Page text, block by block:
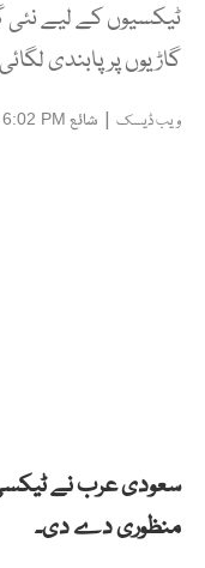
ٹیکسیوں کے لیے نئی
گاڑیوں پر پابندی
ویب ڈیسک | شائع PM
سعودیعربنے
منظوریدےدی۔